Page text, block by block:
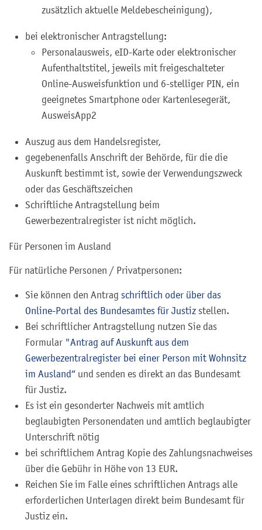
zusätzlich aktuelle Meldebescheinigung),
bei elektronischer Antragstellung:
Personalausweis, eID-Karte oder elektronischer
Aufenthaltstitel, jeweils mit freigeschalteter
Online-Ausweisfunktion und 6-stelliger PIN, ein
geeignetes Smartphone oder Kartenlesegerät,
AusweisApp2
Auszug aus dem Handelsregister,
gegebenenfalls Anschrift der Behörde, für die die
Auskunft bestimmt ist, sowie der Verwendungszweck
oder das Geschäftszeichen
Schriftliche Antragstellung beim
Gewerbezentralregister ist nicht möglich.
Für Personen im Ausland
Für natürliche Personen / Privatpersonen:
Sie können den Antrag schriftlich oder über das
Online-Portal des Bundesamtes für Justiz stellen.
Bei schriftlicher Antragstellung nutzen Sie das
Formular "Antrag auf Auskunft aus dem
Gewerbezentralregister bei einer Person mit Wohnsitz
im Ausland“ und senden es direkt an das Bundesamt
für Justiz.
Es ist ein gesonderter Nachweis mit amtlich
beglaubigten Personendaten und amtlich beglaubigter
Unterschrift nötig
bei schriftlichem Antrag Kopie des Zahlungsnachweises
über die Gebühr in Höhe von 13 EUR.
Reichen Sie im Falle eines schriftlichen Antrags alle
erforderlichen Unterlagen direkt beim Bundesamt für
Justiz ein.